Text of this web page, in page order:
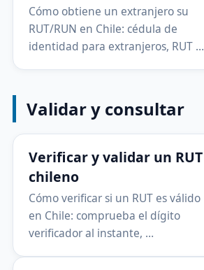
Cómo obtiene un extranjero su
RUT/RUN en Chile: cédula de
identidad para extranjeros, RUT …
Validar y consultar
Verificar y validar un RUT
chileno
Cómo verificar si un RUT es válido
en Chile: comprueba el dígito
verificador al instante, …